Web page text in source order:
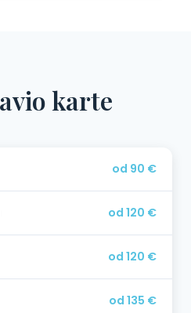
karte
od 90 €
od 120 €
od 120 €
od 135 €